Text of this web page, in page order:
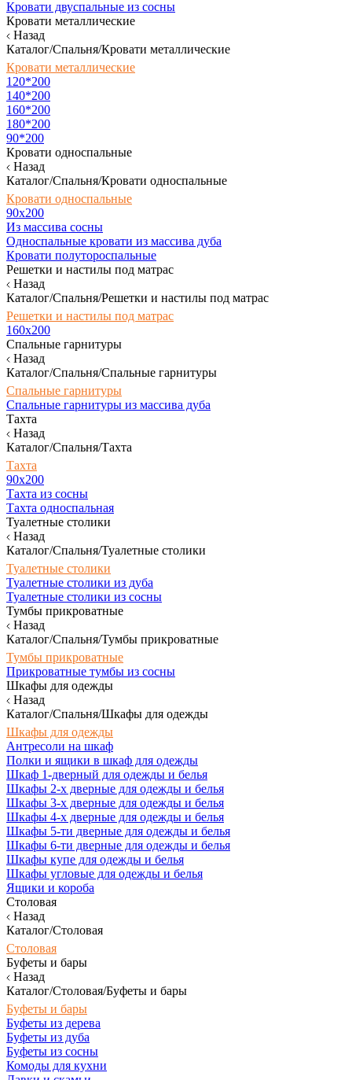
Кровати двуспальные из сосны
Кровати металлические
Назад
Каталог/Спальня/Кровати металлические
Кровати металлические
120*200
140*200
160*200
180*200
90*200
Кровати односпальные
Назад
Каталог/Спальня/Кровати односпальные
Кровати односпальные
90х200
Из массива сосны
Односпальные кровати из массива дуба
Кровати полутороспальные
Решетки и настилы под матрас
Назад
Каталог/Спальня/Решетки и настилы под матрас
Решетки и настилы под матрас
160х200
Спальные гарнитуры
Назад
Каталог/Спальня/Спальные гарнитуры
Спальные гарнитуры
Спальные гарнитуры из массива дуба
Тахта
Назад
Каталог/Спальня/Тахта
Тахта
90х200
Тахта из сосны
Тахта односпальная
Туалетные столики
Назад
Каталог/Спальня/Туалетные столики
Туалетные столики
Туалетные столики из дуба
Туалетные столики из сосны
Тумбы прикроватные
Назад
Каталог/Спальня/Тумбы прикроватные
Тумбы прикроватные
Прикроватные тумбы из сосны
Шкафы для одежды
Назад
Каталог/Спальня/Шкафы для одежды
Шкафы для одежды
Антресоли на шкаф
Полки и ящики в шкаф для одежды
Шкаф 1-дверный для одежды и белья
Шкафы 2-х дверные для одежды и белья
Шкафы 3-х дверные для одежды и белья
Шкафы 4-х дверные для одежды и белья
Шкафы 5-ти дверные для одежды и белья
Шкафы 6-ти дверные для одежды и белья
Шкафы купе для одежды и белья
Шкафы угловые для одежды и белья
Ящики и короба
Столовая
Назад
Каталог/Столовая
Столовая
Буфеты и бары
Назад
Каталог/Столовая/Буфеты и бары
Буфеты и бары
Буфеты из дерева
Буфеты из дуба
Буфеты из сосны
Комоды для кухни